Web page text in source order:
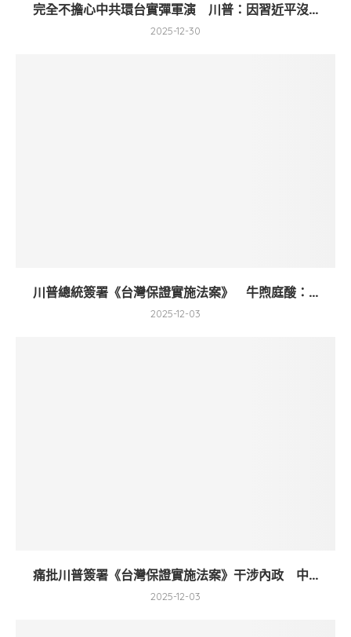
完全不擔心中共環台實彈軍演 川普：因習近平沒...
2025-12-30
川普總統簽署《台灣保證實施法案》 牛煦庭酸：...
2025-12-03
痛批川普簽署《台灣保證實施法案》干涉內政 中...
2025-12-03